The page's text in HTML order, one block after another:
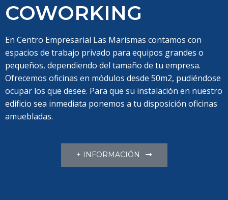
COWORKING
En Centro Empresarial Las Marismas contamos con
espacios de trabajo privado para equipos grandes o
pequeños, dependiendo del tamaño de tu empresa.
Ofrecemos oficinas en módulos desde 50m2, pudiéndose
ocupar los que desee. Para que su instalación en nuestro
edificio sea inmediata ponemos a tu disposición oficinas
amuebladas.
+ INFORMACIÓN